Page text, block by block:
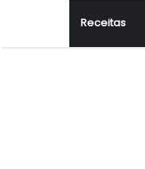
Receitas